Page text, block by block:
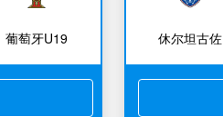
葡萄牙U19 休尔坦古佐